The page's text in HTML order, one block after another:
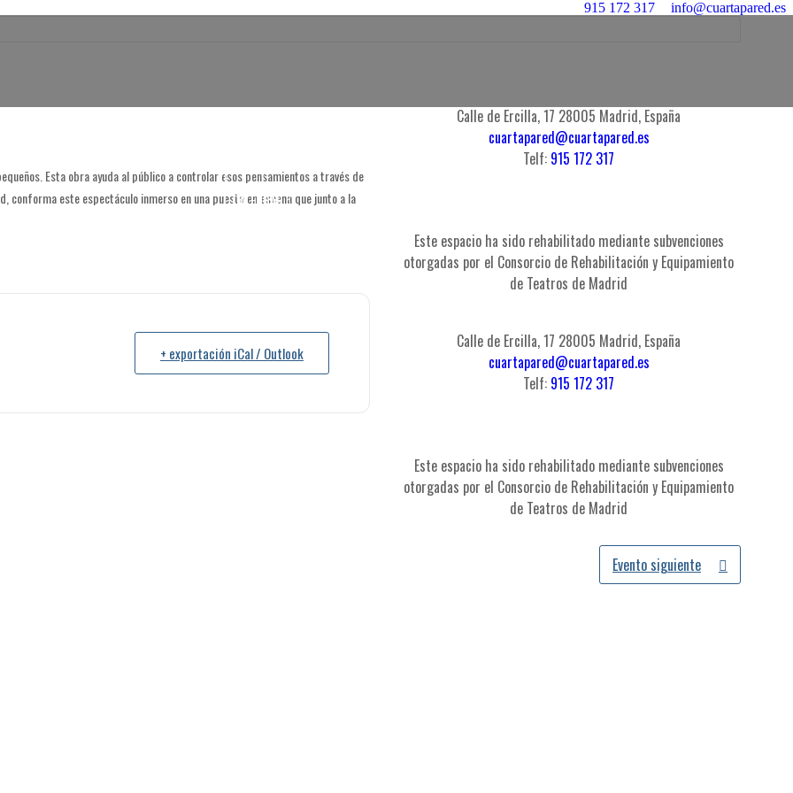
915 172 317 info@cuartapared.es
CALENDAR
Esta obra ayuda al público a controlar esos pensamientos a través de
conforma este espectáculo inmerso en una puesta en escena que junto a la
+ exportación iCal / Outlook
Calle de Ercilla, 17 28005 Madrid, España
cuartapared@cuartapared.es
Telf: 915 172 317
Este espacio ha sido rehabilitado mediante subvenciones
otorgadas por el Consorcio de Rehabilitación y Equipamiento
de Teatros de Madrid
Calle de Ercilla, 17 28005 Madrid, España
cuartapared@cuartapared.es
Telf: 915 172 317
Este espacio ha sido rehabilitado mediante subvenciones
otorgadas por el Consorcio de Rehabilitación y Equipamiento
de Teatros de Madrid
Evento siguiente